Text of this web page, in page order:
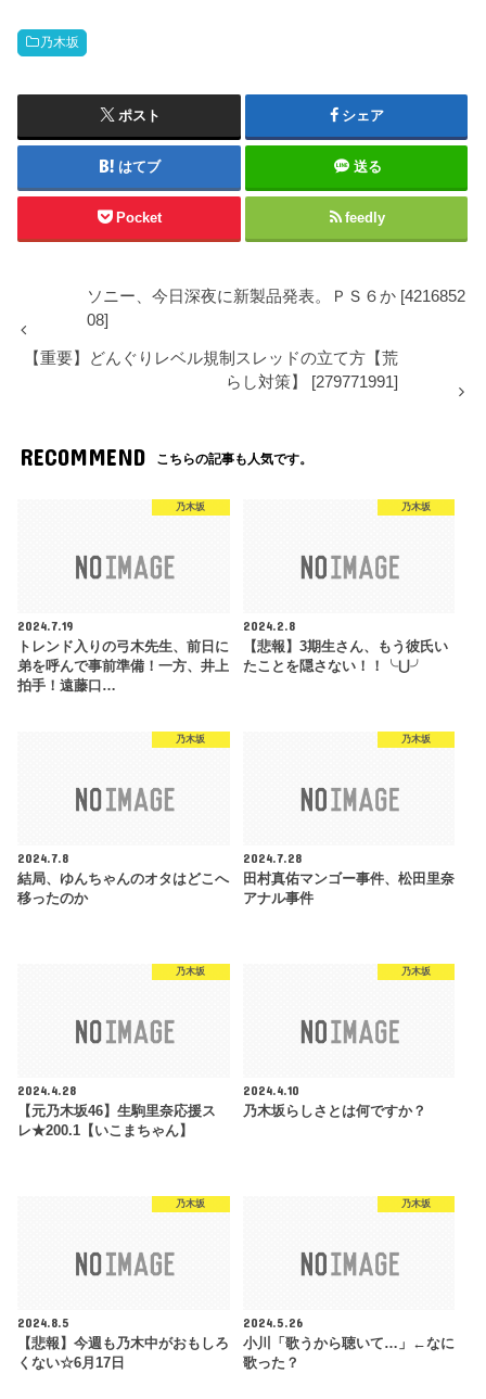
乃木坂
ポスト シェア
はてブ 送る
Pocket feedly
ソニー、今日深夜に新製品発表。ＰＳ６か [4216852
08]
【重要】どんぐりレベル規制スレッドの立て方【荒
らし対策】 [279771991]
RECOMMEND こちらの記事も人気です。
乃木坂
2024.7.19
トレンド入りの弓木先生、前日に
弟を呼んで事前準備！一方、井上
拍手！遠藤口…
乃木坂
2024.2.8
【悲報】3期生さん、もう彼氏い
たことを隠さない！！╰⋃╯
乃木坂
2024.7.8
結局、ゆんちゃんのオタはどこへ
移ったのか
乃木坂
2024.7.28
田村真佑マンゴー事件、松田里奈
アナル事件
乃木坂
2024.4.28
【元乃木坂46】生駒里奈応援ス
レ★200.1【いこまちゃん】
乃木坂
2024.4.10
乃木坂らしさとは何ですか？
乃木坂
2024.8.5
【悲報】今週も乃木中がおもしろ
くない☆6月17日
乃木坂
2024.5.26
小川「歌うから聴いて…」←なに
歌った？